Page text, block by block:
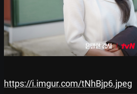
https://i.imgur.com/tNhBjp6.jpeg